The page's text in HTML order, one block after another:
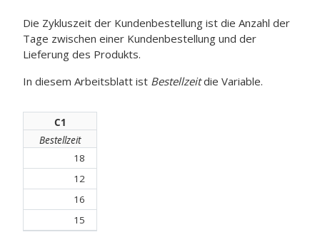
Die Zykluszeit der Kundenbestellung ist die Anzahl der
Tage zwischen einer Kundenbestellung und der
Lieferung des Produkts.
In diesem Arbeitsblatt ist Bestellzeitdie Variable.
C1
Bestellzeit
18
12
16
15